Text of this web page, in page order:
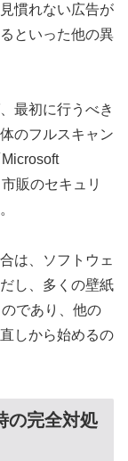
慣れない広告が
といった他の異
最初に行うべき
のフルスキャン
販のセキュリ
は、ソフトウェ
し、多くの壁紙
であり、他の
しから始めるの
の完全対処